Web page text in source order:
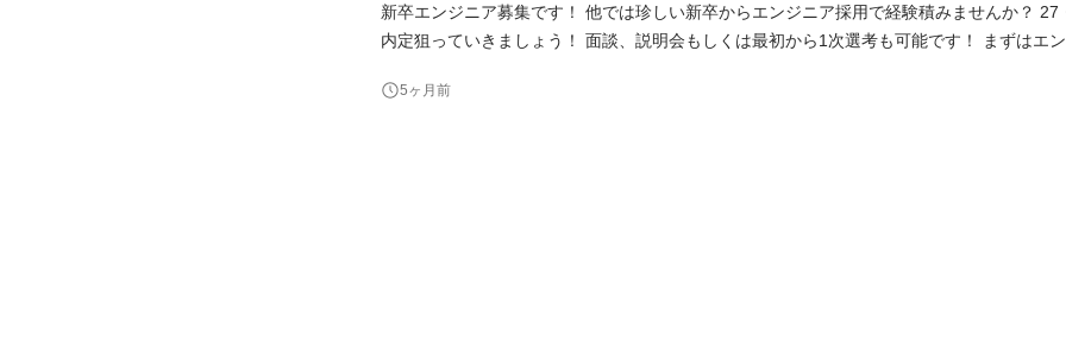
新卒エンジニア募集です！ 他では珍しい新卒からエンジニア採用で経験積みませんか？ 27・28卒の学生！早期
内定狙っていきましょう！ 面談、説明会もしくは最初から1次選考も可能です！ まずはエン
う？」 「ハタラク人や社風が気になる！」 「まずはカジュアルに会社説明も聞いてみたい！」 もし１つで
5ヶ月前